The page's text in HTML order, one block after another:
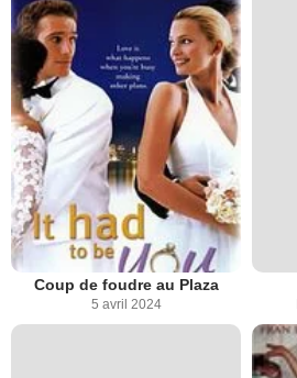
Coup de foudre au Plaza
5 avril 2024